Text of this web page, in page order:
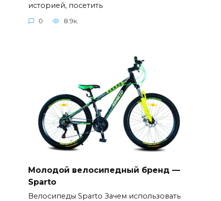
историей, посетить
0 8.9к.
Молодой велосипедный бренд —
Sparto
Велосипеды Sparto Зачем использовать